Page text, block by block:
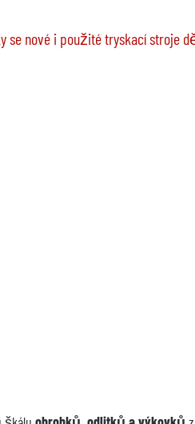
se nové i použité tryskací stroje